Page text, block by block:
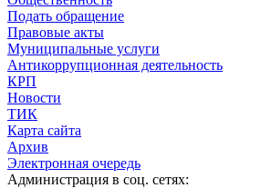
Подать обращение
Правовые акты
Муниципальные услуги
Антикоррупционная деятельность
КРП
Новости
ТИК
Карта сайта
Архив
Электронная очередь
Администрация в соц. сетях: